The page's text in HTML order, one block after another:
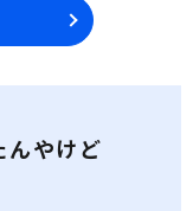
んやけど